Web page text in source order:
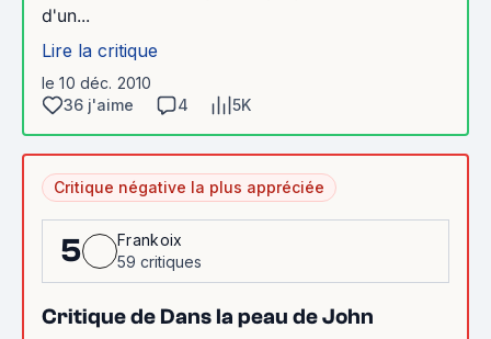
d'un...
Lire la critique
le 10 déc. 2010
36 j'aime
4 5K
Critique négative la plus appréciée
5
Frankoix
59 critiques
Critique de Dans la peau de John